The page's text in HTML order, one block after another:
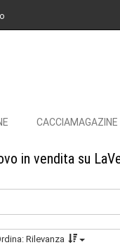
CACCIAMAGAZINE
in vendita su
Rilevanza